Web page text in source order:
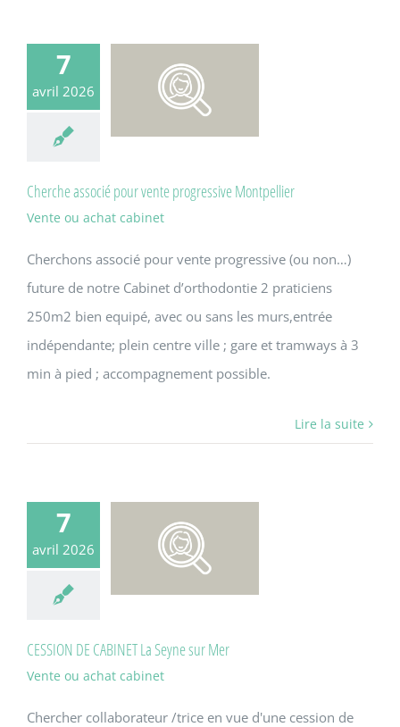
7
avril 2026
Cherche associé pour vente progressive Montpellier
Vente ou achat cabinet
Cherchons associé pour vente progressive (ou non…)
future de notre Cabinet d’orthodontie 2 praticiens
250m2 bien equipé, avec ou sans les murs,entrée
indépendante; plein centre ville ; gare et tramways à 3
min à pied ; accompagnement possible.
Lire la suite
7
avril 2026
CESSION DE CABINET La Seyne sur Mer
Vente ou achat cabinet
Chercher collaborateur /trice en vue d'une cession de